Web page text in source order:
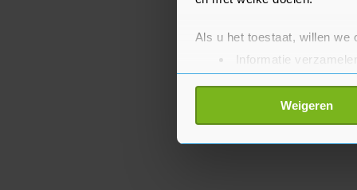
Als u het toestaat, willen we
Informatie
Uw apparaat
Lees meer over hoe uw
toestemming op elk moment
Weigeren